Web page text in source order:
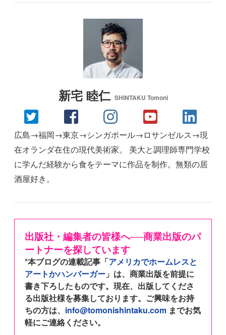
新宅 睦仁 SHINTAKU Tomoni
広島→福岡→東京→シンガポール→ロサンゼルス→現
在オランダ在住の現代美術家。 美大と調理師専門学校
に学んだ経験から食をテーマに作品を制作。無類の居
酒屋好き。
出版社・編集者の皆様へ──商業出版のパ
ートナーを探しています
*本ブログの連載記事「アメリカでホームレスと
アートかハンバーガー」は、商業出版を前提に
書き下ろしたものです。現在、出版してくださ
る出版社様を募集しております。ご興味をお持
ちの方は、 info@tomonishintaku.comまでお気
軽にご連絡ください。